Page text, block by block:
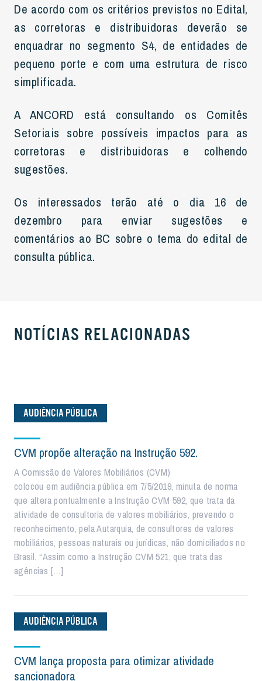
De acordo com os critérios previstos no Edital,
as corretoras e distribuidoras deverão se
enquadrar no segmento S4, de entidades de
pequeno porte e com uma estrutura de risco
simplificada.
A ANCORD está consultando os Comitês
Setoriais sobre possíveis impactos para as
corretoras e distribuidoras e colhendo
sugestões.
Os interessados terão até o dia 16 de
dezembro para enviar sugestões e
comentários ao BC sobre o tema do edital de
consulta pública.
NOTÍCIAS RELACIONADAS
AUDIÊNCIA PÚBLICA
CVM propõe alteração na Instrução 592.
A Comissão de Valores Mobiliários (CVM)
colocou em audiência pública em 7/5/2019, minuta de norma
que altera pontualmente a Instrução CVM 592, que trata da
atividade de consultoria de valores mobiliários, prevendo o
reconhecimento, pela Autarquia, de consultores de valores
mobiliários, pessoas naturais ou jurídicas, não domiciliados no
Brasil. “Assim como a Instrução CVM 521, que trata das
agências […]
AUDIÊNCIA PÚBLICA
CVM lança proposta para otimizar atividade
sancionadora